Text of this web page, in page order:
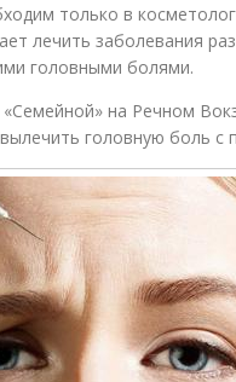
только в
лечить заболевания
головными болями.
на Речном
головную боль